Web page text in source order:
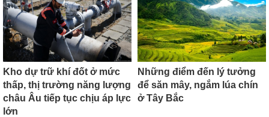
Kho dự trữ khí đốt ở mức
thấp, thị trường năng lượng
châu Âu tiếp tục chịu áp lực
lớn
Những điểm đến lý tưởng
để săn mây, ngắm lúa chín
ở Tây Bắc